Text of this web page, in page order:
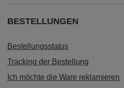
BESTELLUNGEN
Bestellungsstatus
Tracking der Bestellung
Ich möchte die Ware reklamieren